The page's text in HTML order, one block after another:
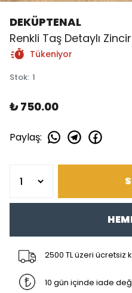
DEKÜPTENAL
Renkli Taş Detaylı
Tükeniyor
Stok: 1
₺ 750.00
Paylaş:
2500 TL üzeri ücretsiz
10 gün içinde iade